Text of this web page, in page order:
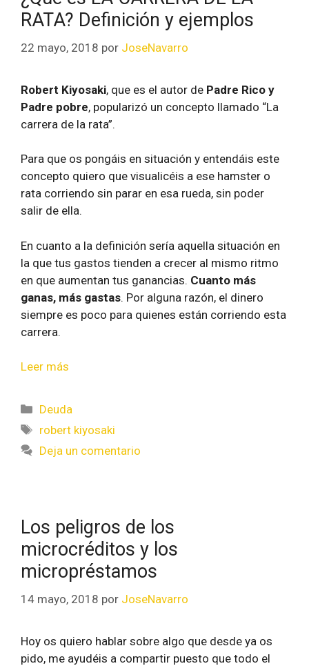
RATA? Definición y ejemplos
22 mayo, 2018 por JoseNavarro
Robert Kiyosaki, que es el autor de Padre Rico y
Padre pobre, popularizó un concepto llamado “La
carrera de la rata”.
Para que os pongáis en situación y entendáis este
concepto quiero que visualicéis a ese hamster o
rata corriendo sin parar en esa rueda, sin poder
salir de ella.
En cuanto a la definición sería aquella situación en
la que tus gastos tienden a crecer al mismo ritmo
en que aumentan tus ganancias. Cuanto más
ganas, más gastas. Por alguna razón, el dinero
siempre es poco para quienes están corriendo esta
carrera.
Leer más
Deuda
robert kiyosaki
Deja un comentario
Los peligros de los
microcréditos y los
micropréstamos
14 mayo, 2018 por JoseNavarro
Hoy os quiero hablar sobre algo que desde ya os
pido, me ayudéis a compartir puesto que todo el